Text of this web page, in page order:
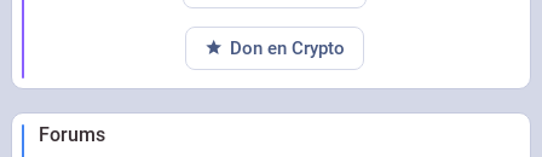
Forums
Don en Crypto